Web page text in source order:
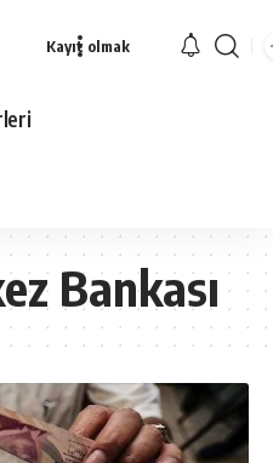
Kayıt olmak
Bankası